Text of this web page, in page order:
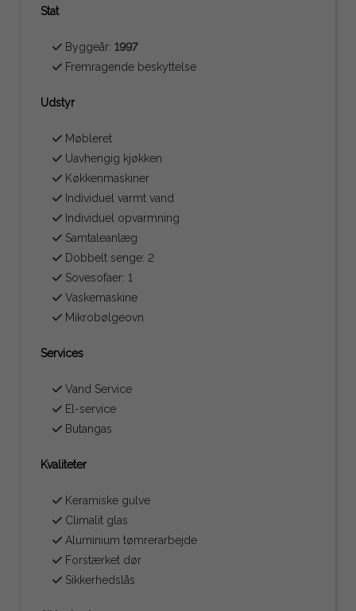
Stat
Byggeår:1997
Fremragende beskyttelse
Udstyr
Møbleret
Uavhengig kjøkken
Køkkenmaskiner
Individuel varmt vand
Individuel opvarmning
Samtaleanlæg
Dobbelt senge: 2
Sovesofaer: 1
Vaskemaskine
Mikrobølgeovn
Services
Vand Service
El-service
Butangas
Kvaliteter
Keramiske gulve
Climalit glas
Aluminium tømrerarbejde
Forstærket dør
Sikkerhedslås